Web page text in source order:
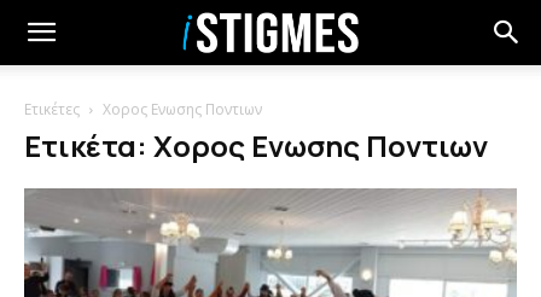
Ετικέτες Χορος Ενωσης Ποντιων
Ετικέτα: Χορος Ενωσης Ποντιων